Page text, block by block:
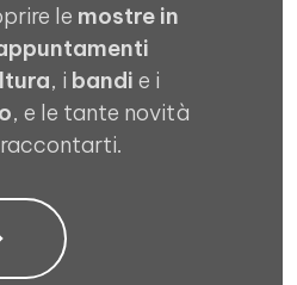
le mostre in
, i bandi e i
, e le tante novità